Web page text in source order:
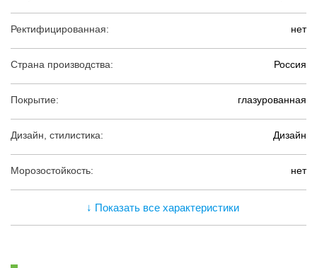
Ректифицированная: нет
Страна производства: Россия
Покрытие: глазурованная
Дизайн, стилистика: Дизайн
Морозостойкость: нет
↓ Показать все характеристики